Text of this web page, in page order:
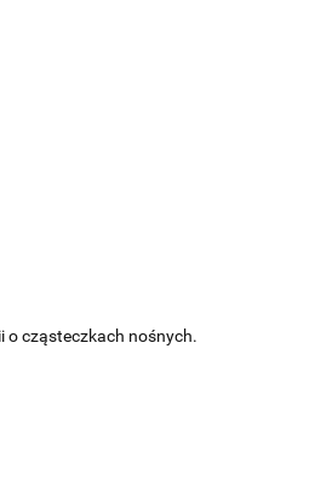
o cząsteczkach nośnych.